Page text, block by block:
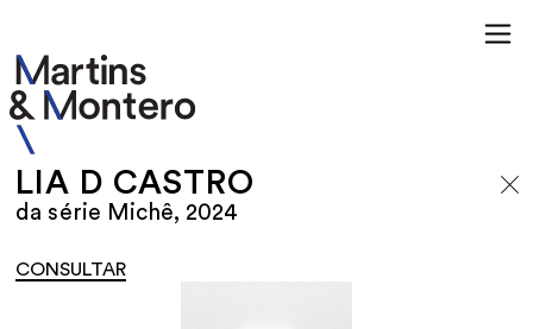
LIA D CASTRO
da série Michê, 2024
CONSULTAR